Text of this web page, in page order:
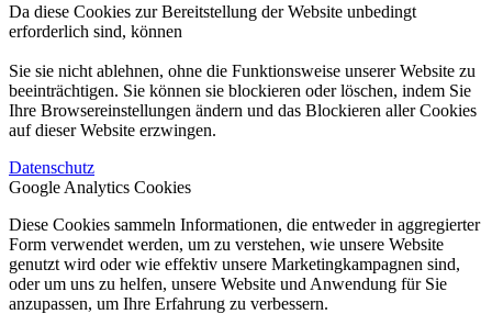
Da diese Cookies zur Bereitstellung der Website unbedingt
erforderlich sind, können
Sie sie nicht ablehnen, ohne die Funktionsweise unserer Website zu
beeinträchtigen. Sie können sie blockieren oder löschen, indem Sie
Ihre Browsereinstellungen ändern und das Blockieren aller Cookies
auf dieser Website erzwingen.
Datenschutz
Google Analytics Cookies
Diese Cookies sammeln Informationen, die entweder in aggregierter
Form verwendet werden, um zu verstehen, wie unsere Website
genutzt wird oder wie effektiv unsere Marketingkampagnen sind,
oder um uns zu helfen, unsere Website und Anwendung für Sie
anzupassen, um Ihre Erfahrung zu verbessern.